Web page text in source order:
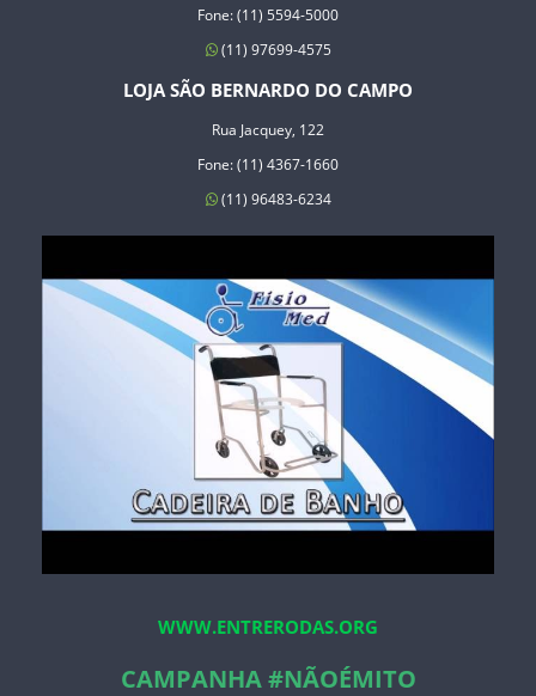
Fone: (11) 5594-5000
(11) 97699-4575
LOJA SÃO BERNARDO DO CAMPO
Rua Jacquey, 122
Fone: (11) 4367-1660
(11) 96483-6234
WWW.ENTRERODAS.ORG
CAMPANHA #NÃOÉMITO